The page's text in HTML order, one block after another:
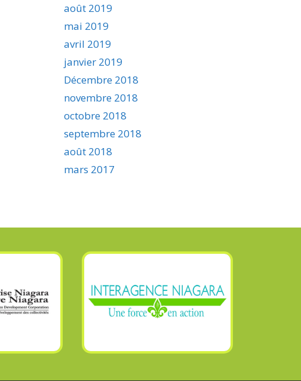
août 2019
mai 2019
avril 2019
janvier 2019
Décembre 2018
novembre 2018
octobre 2018
septembre 2018
août 2018
mars 2017